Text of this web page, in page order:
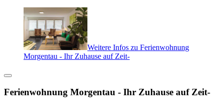
Weitere Infos zu Ferienwohnung
Morgentau - Ihr Zuhause auf Zeit-
Ferienwohnung Morgentau - Ihr Zuhause auf Zeit-